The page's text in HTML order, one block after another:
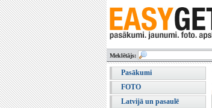
Meklētājs:
Pasākumi
FOTO
Latvijā un pasaulē